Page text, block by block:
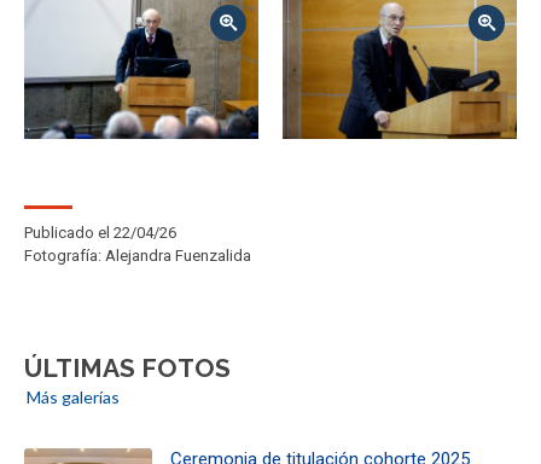
Publicado el 22/04/26
Fotografía: Alejandra Fuenzalida
ÚLTIMAS FOTOS
Más galerías
Ceremonia de titulación cohorte 2025